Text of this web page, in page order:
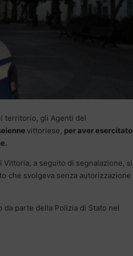
territorio, gli Agenti del
vittoriese, per aver esercitato
a seguito di segnalazione, si
che svolgeva senza autorizzazione
parte della Polizia di Stato nel